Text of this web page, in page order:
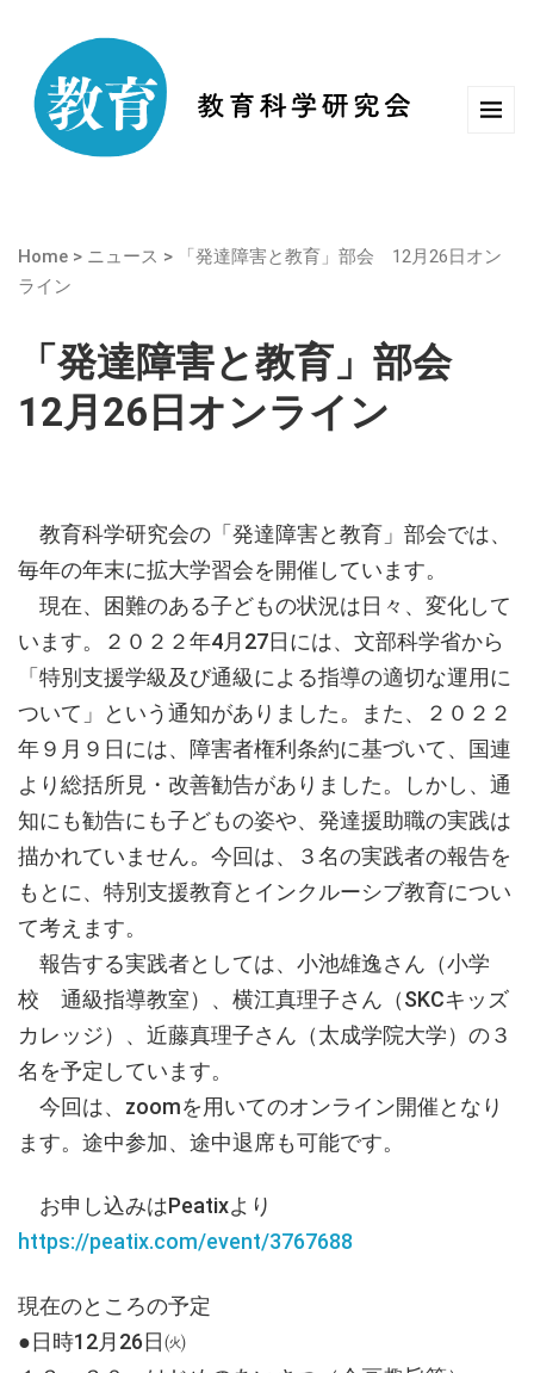
Home > ニュース >
「発達障害と教育」部会 12月26日オン
ライン
「発達障害と教育」部会
12月26日オンライン
教育科学研究会の「発達障害と教育」部会では、
毎年の年末に拡大学習会を開催しています。
現在、困難のある子どもの状況は日々、変化して
います。２０２２年4月27日には、文部科学省から
「特別支援学級及び通級による指導の適切な運用に
ついて」という通知がありました。また、２０２２
年９月９日には、障害者権利条約に基づいて、国連
より総括所見・改善勧告がありました。しかし、通
知にも勧告にも子どもの姿や、発達援助職の実践は
描かれていません。今回は、３名の実践者の報告を
もとに、特別支援教育とインクルーシブ教育につい
て考えます。
報告する実践者としては、小池雄逸さん（小学
校 通級指導教室）、横江真理子さん（SKCキッズ
カレッジ）、近藤真理子さん（太成学院大学）の３
名を予定しています。
今回は、zoomを用いてのオンライン開催となり
ます。途中参加、途中退席も可能です。
お申し込みはPeatixより
https://peatix.com/event/3767688
現在のところの予定
●日時12月26日㈫